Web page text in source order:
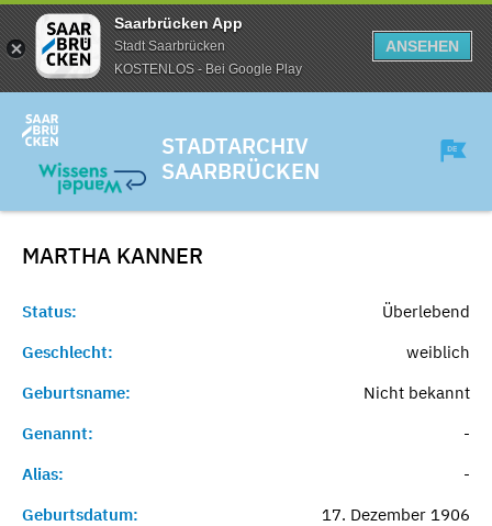
Saarbrücken App
Stadt Saarbrücken
KOSTENLOS - Bei Google Play
ANSEHEN
STADTARCHIV
SAARBRÜCKEN
MARTHA KANNER
Status:
Überlebend
Geschlecht:
weiblich
Geburtsname:
Nicht bekannt
Genannt:
-
Alias:
-
Geburtsdatum:
17. Dezember 1906